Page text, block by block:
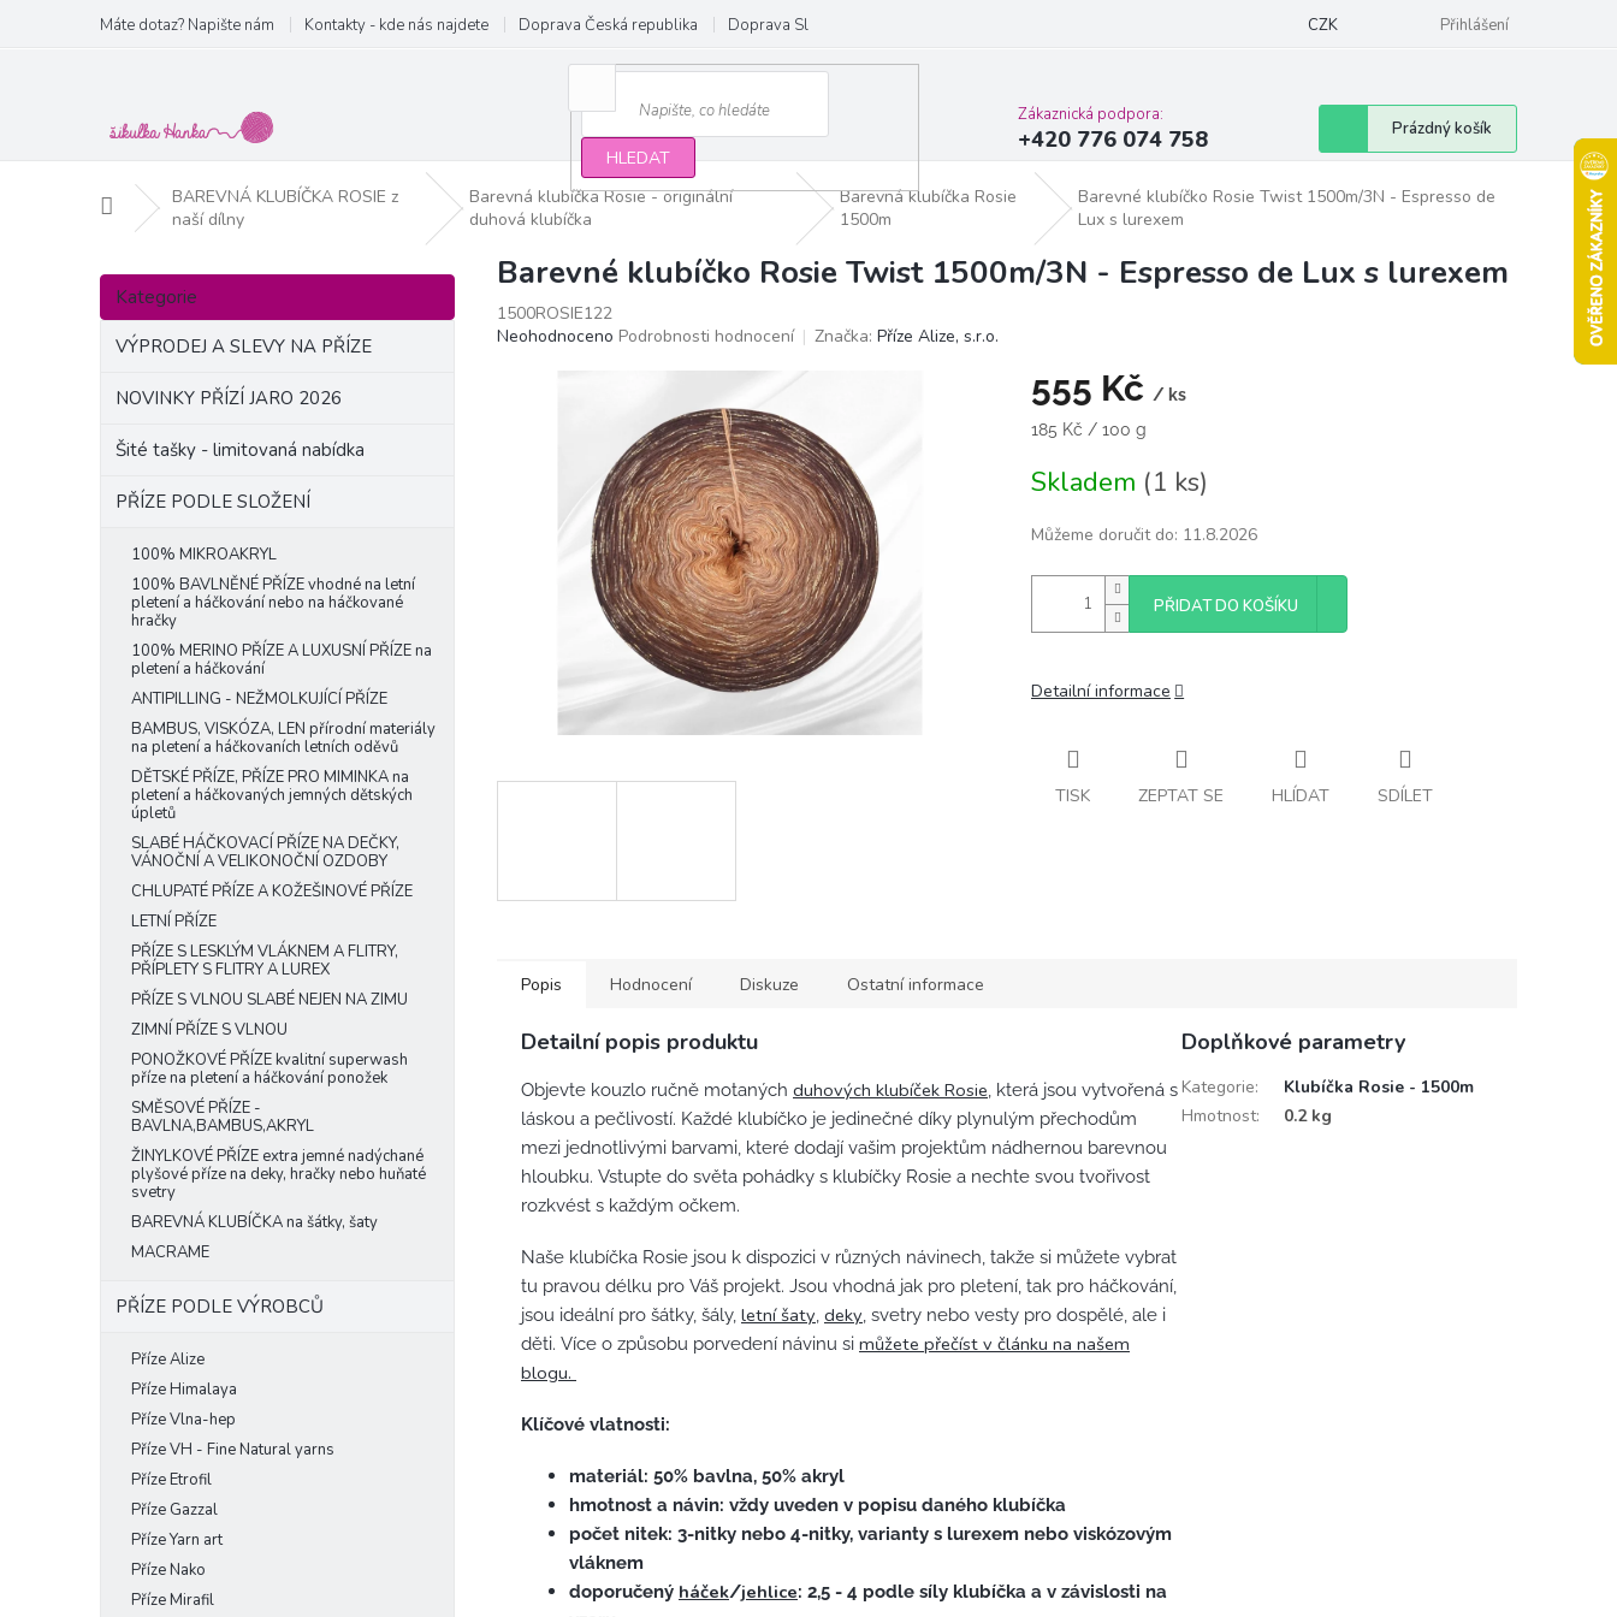
obsah
Máte dotaz? Napište nám Kontakty - kde nás najdete Doprava Česká republika Doprava Slovensko a EU Podmínky ochrany osobních údajů Moje objednávka
CZK Přihlášení
HLEDAT
Zákaznická podpora:
+420 776 074 758
Nákupní
košík
Prázdný košík
Domů BAREVNÁ KLUBÍČKA ROSIE z
naší dílny
Barevná klubíčka Rosie - originální
duhová klubíčka
Barevná klubíčka Rosie
1500m
Barevné klubíčko Rosie Twist 1500m/3N - Espresso de
Lux s lurexem
P
s
Přeskočit
kategorie
Kategorie
VÝPRODEJ A SLEVY NA PŘÍZE
NOVINKY PŘÍZÍ JARO 2026
Šité tašky - limitovaná nabídka
PŘÍZE PODLE SLOŽENÍ
100% MIKROAKRYL
100% BAVLNĚNÉ PŘÍZE vhodné na letní
pletení a háčkování nebo na háčkované
hračky
100% MERINO PŘÍZE A LUXUSNÍ PŘÍZE na
pletení a háčkování
ANTIPILLING - NEŽMOLKUJÍCÍ PŘÍZE
BAMBUS, VISKÓZA, LEN přírodní materiály
na pletení a háčkovaních letních oděvů
DĚTSKÉ PŘÍZE, PŘÍZE PRO MIMINKA na
pletení a háčkovaných jemných dětských
úpletů
SLABÉ HÁČKOVACÍ PŘÍZE NA DEČKY,
VÁNOČNÍ A VELIKONOČNÍ OZDOBY
CHLUPATÉ PŘÍZE A KOŽEŠINOVÉ PŘÍZE
LETNÍ PŘÍZE
PŘÍZE S LESKLÝM VLÁKNEM A FLITRY,
PŘÍPLETY S FLITRY A LUREX
PŘÍZE S VLNOU SLABÉ NEJEN NA ZIMU
ZIMNÍ PŘÍZE S VLNOU
PONOŽKOVÉ PŘÍZE kvalitní superwash
příze na pletení a háčkování ponožek
SMĚSOVÉ PŘÍZE -
BAVLNA,BAMBUS,AKRYL
ŽINYLKOVÉ PŘÍZE extra jemné nadýchané
plyšové příze na deky, hračky nebo huňaté
svetry
BAREVNÁ KLUBÍČKA na šátky, šaty
MACRAME
PŘÍZE PODLE VÝROBCŮ
Příze Alize
Příze Himalaya
Příze Vlna-hep
Příze VH - Fine Natural yarns
Příze Etrofil
Příze Gazzal
Příze Yarn art
Příze Nako
Příze Mirafil
Barevné klubíčko Rosie Twist 1500m/3N - Espresso de Lux s lurexem
1500ROSIE122
Průměrné
Neohodnoceno Podrobnosti hodnocení Značka: Příze Alize, s.r.o.
555 Kč / ks
Měrná
185 Kč / 100 g
Skladem (1 ks)
Můžeme doručit do: 11.8.2026
PŘIDAT DO KOŠÍKU
Detailní informace
TISK ZEPTAT SE HLÍDAT SDÍLET
Popis Hodnocení Diskuze Ostatní informace
Detailní popis produktu
Objevte kouzlo ručně motaných duhových klubíček Rosie , která jsou vytvořená s
láskou a pečlivostí. Každé klubíčko je jedinečné díky plynulým přechodům
mezi jednotlivými barvami, které dodají vašim projektům nádhernou barevnou
hloubku. Vstupte do světa pohádky s klubíčky Rosie a nechte svou tvořivost
rozkvést s každým očkem.
Naše klubíčka Rosie jsou k dispozici v různých návinech, takže si můžete vybrat
tu pravou délku pro Váš projekt. Jsou vhodná jak pro pletení, tak pro háčkování,
jsou ideální pro šátky, šály, letní šaty deky , svetry nebo vesty pro dospělé, ale i
děti. Více o způsobu porvedení návinu si můžete přečíst v článku na našem
blogu.
Klíčové vlatnosti:
materiál: 50% bavlna, 50% akryl
hmotnost a návin: vždy uveden v popisu daného klubíčka
počet nitek: 3-nitky nebo 4-nitky, varianty s lurexem nebo viskózovým
vláknem
doporučený háček/jehlice: 2,5 - 4 podle síly klubíčka a v závislosti na
Doplňkové parametry
Kategorie:
Klubíčka Rosie - 1500m
Hmotnost: 0.2 kg